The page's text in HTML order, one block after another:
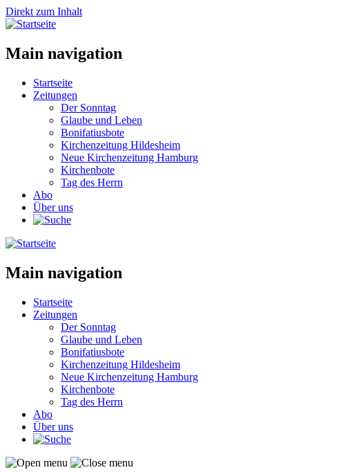
Direkt zum Inhalt
Main navigation
Startseite
Zeitungen
Der Sonntag
Glaube und Leben
Bonifatiusbote
Kirchenzeitung Hildesheim
Neue Kirchenzeitung Hamburg
Kirchenbote
Tag des Herrn
Abo
Über uns
Main navigation
Startseite
Zeitungen
Der Sonntag
Glaube und Leben
Bonifatiusbote
Kirchenzeitung Hildesheim
Neue Kirchenzeitung Hamburg
Kirchenbote
Tag des Herrn
Abo
Über uns